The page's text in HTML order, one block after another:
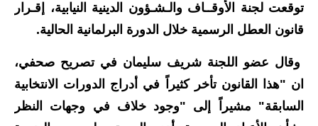
اخبار العراق
الاخبار الامنية
الاخبار الاقتصادية
توقعت لجنة الأوقــاف والـشـؤون الدينية النيابية، إقـرار
قانون العطل الرسمية خلال الدورة البرلمانية الحالية.
وقال عضو اللجنة شريف سليمان في تصريح صحفي،
ان "هذا القانون تأخر كثيراً في أدراج الدورات الانتخابية
السابقة" مشيراً إلى "وجود خلاف في وجهات النظر